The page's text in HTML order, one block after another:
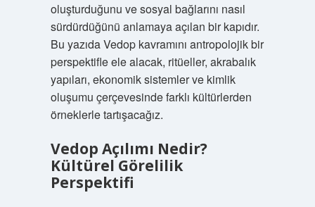
oluşturduğunu ve sosyal bağlarını nasıl
sürdürdüğünü anlamaya açılan bir kapıdır.
Bu yazıda Vedop kavramını antropolojik bir
perspektifle ele alacak, ritüeller, akrabalık
yapıları, ekonomik sistemler ve kimlik
oluşumu çerçevesinde farklı kültürlerden
örneklerle tartışacağız.
Vedop Açılımı Nedir?
Kültürel Görelilik
Perspektifi